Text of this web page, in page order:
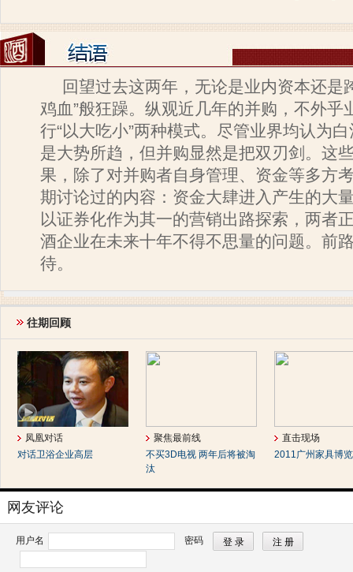
回望过去这两年，无论是业内资本还是
鸡血”般狂躁。纵观近几年的并购，不外乎
行“以大吃小”两种模式。尽管业界均认为
是大势所趋，但并购显然是把双刃剑。这
果，除了对并购者自身管理、资金等多方
期讨论过的内容：资金大肆进入产生的大
以证券化作为其一的营销出路探索，两者
酒企业在未来十年不得不思量的问题。前
待。
往期回顾
凤凰对话
对话卫浴企业高层
聚焦最前线
不买3D电视 两年后将被淘
汰
直击现场
2011广州家具博
网友评论
用户名 密码